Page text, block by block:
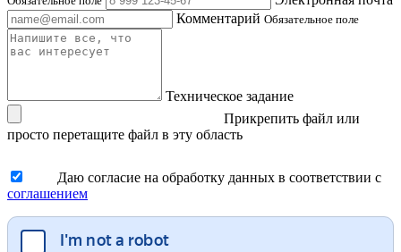
Комментарий Обязательное поле
Техническое задание
Прикрепить файл или
просто перетащите файл в эту область
Даю согласие на обработку данных в соответствии с
соглашением